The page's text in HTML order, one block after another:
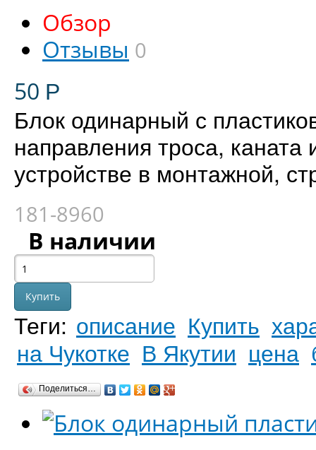
Обзор
Отзывы 0
50 Р
Блок одинарный с
направления троса,
устройстве в монтажной,
181-8960
В наличии
Теги: описание Купить
на Чукотке В Якутии цена
Поделиться…